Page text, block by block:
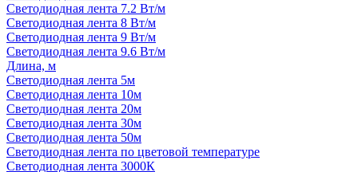
Светодиодная лента 7.2 Вт/м
Светодиодная лента 8 Вт/м
Светодиодная лента 9 Вт/м
Светодиодная лента 9.6 Вт/м
Длина, м
Светодиодная лента 5м
Светодиодная лента 10м
Светодиодная лента 20м
Светодиодная лента 30м
Светодиодная лента 50м
Светодиодная лента по цветовой температуре
Светодиодная лента 3000К